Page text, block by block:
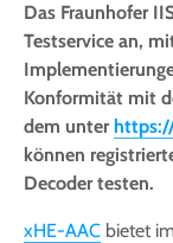
Das Fraunhofer
Testservice an,
Konformität mit
dem unter
können
Decoder testen.
xHE-AAC bietet